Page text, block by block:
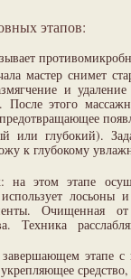
этапов:
мастер снимет
и
После этого
или глубокий).
к глубокому
на этом этапе
Очищенная
Техника
этапе